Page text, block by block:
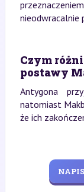
nieodwracalnie
Czym
postawy
Antygona
natomiast
że ich